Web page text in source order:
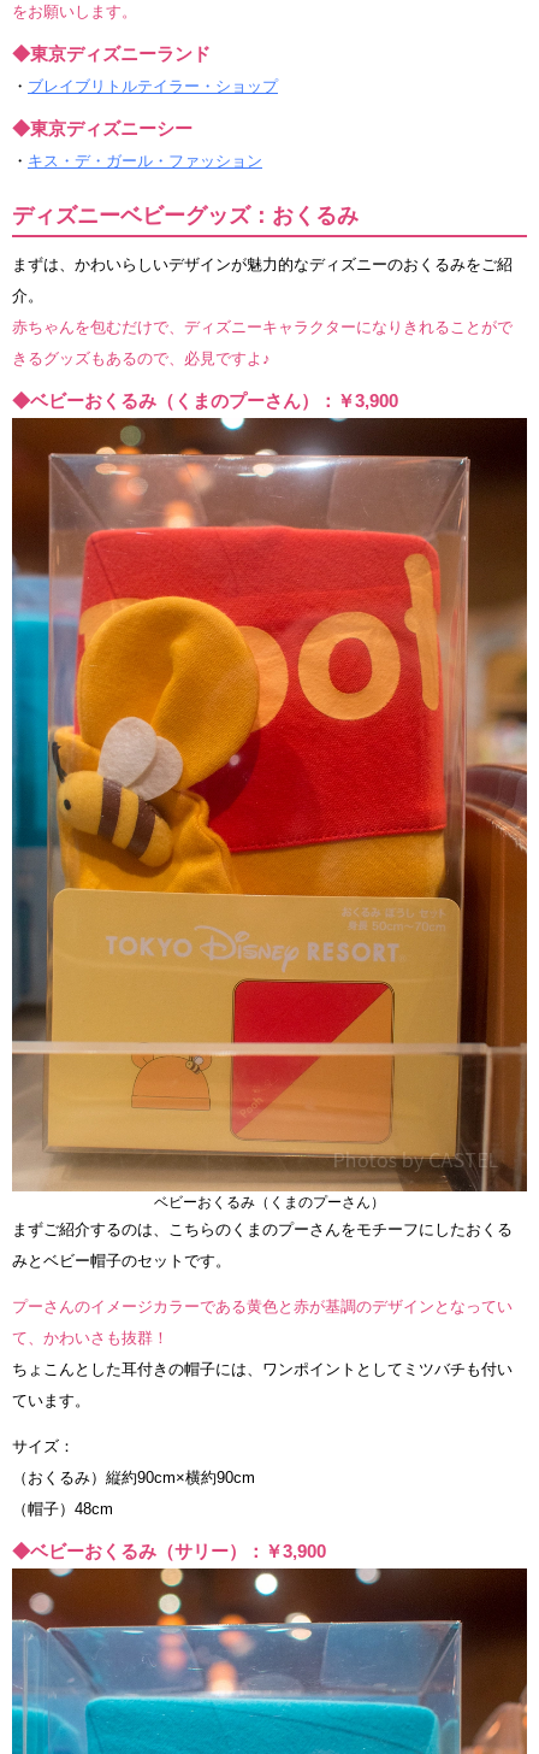
をお願いします。
◆東京ディズニーランド
・ ブレイブリトルテイラー・ショップ
◆東京ディズニーシー
・ キス・デ・ガール・ファッション
ディズニーベビーグッズ：おくるみ
まずは、かわいらしいデザインが魅力的なディズニーのおくるみをご紹
介。
赤ちゃんを包むだけで、ディズニーキャラクターになりきれることがで
きるグッズもあるので、必見ですよ♪
◆ベビーおくるみ（くまのプーさん）：￥3,900
ベビーおくるみ（くまのプーさん）
まずご紹介するのは、こちらのくまのプーさんをモチーフにしたおくる
みとベビー帽子のセットです。
プーさんのイメージカラーである黄色と赤が基調のデザインとなってい
て、かわいさも抜群！
ちょこんとした耳付きの帽子には、ワンポイントとしてミツバチも付い
ています。
サイズ：
（おくるみ）縦約90cm×横約90cm
（帽子）48cm
◆ベビーおくるみ（サリー）：￥3,900